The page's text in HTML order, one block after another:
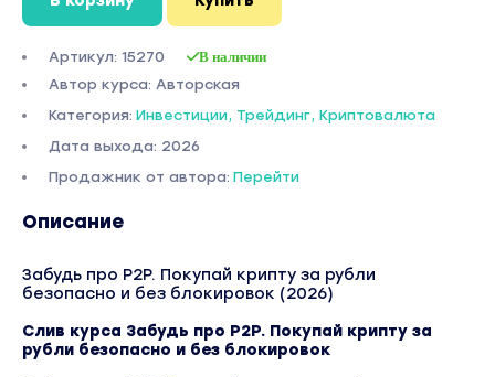
Артикул: 15270 В наличии
Автор курса: Авторская
Категория: Инвестиции, Трейдинг, Криптовалюта
Дата выхода: 2026
Продажник от автора: Перейти
Описание
Забудь про P2P. Покупай крипту за рубли
безопасно и без блокировок (2026)
Слив курса Забудь про P2P. Покупай крипту за
рубли безопасно и без блокировок